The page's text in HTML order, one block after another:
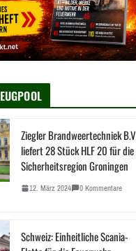
Ziegler Brandweertechniek B.V
liefert 28 Stück HLF 20 für die
Sicherheitsregion Groningen
12. März 2024 0 Kommentare
Schweiz: Einheitliche Scania-